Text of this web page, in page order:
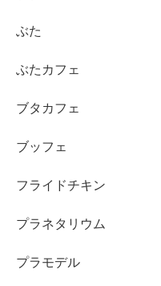
ぶた
ぶたカフェ
ブタカフェ
ブッフェ
フライドチキン
プラネタリウム
プラモデル